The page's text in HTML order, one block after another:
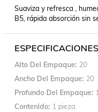
Suaviza y refresca ,
B5, rápida absorción sin
ESPECIFICACIONES
Alto Del Empaque 20
Ancho Del Empaque 20
Profundo Del Empaque
Contenido 1 pieza